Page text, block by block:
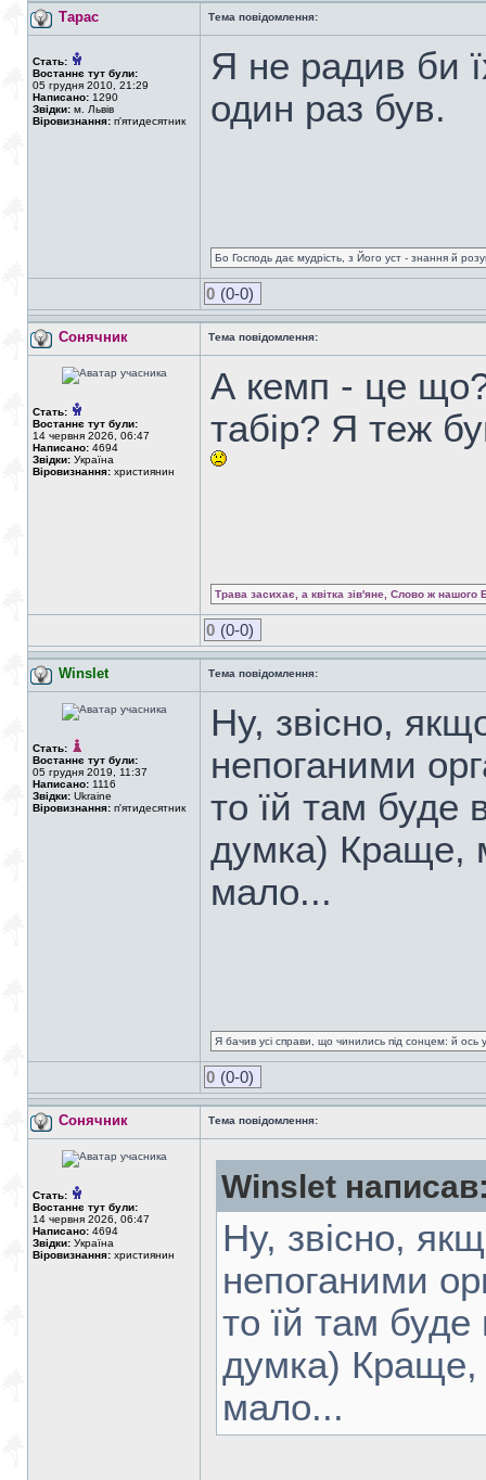
Тарас Тема повідомлення:
Стать:
Востаннє тут були:
05 грудня 2010, 21:29
Написано: 1290
Звідки: м. Львів
Віровизнання: п'ятидесятник
Я не радив би
один раз був.
Бо Господь дає мудрість, з Його уст - знання й
0 (0-0)
Сонячник Тема повідомлення:
Стать:
Востаннє тут були:
14 червня 2026, 06:47
Написано: 4694
Звідки: Україна
Віровизнання: християнин
А кемп - це
табір? Я теж
Трава засихає, а квітка зів'яне, Слово ж нашого
0 (0-0)
Winslet Тема повідомлення:
Стать:
Востаннє тут були:
05 грудня 2019, 11:37
Написано: 1116
Звідки: Ukraine
Віровизнання: п'ятидесятник
Ну, звісно,
непоганими
то їй там буде
думка) Краще,
мало...
Я бачив усі справи, що чинились під сонцем: й ось
0 (0-0)
Сонячник Тема повідомлення:
Стать:
Востаннє тут були:
14 червня 2026, 06:47
Написано: 4694
Звідки: Україна
Віровизнання: християнин
Winslet
Ну, звісно,
непоганими
то їй там
думка) Краще,
мало...